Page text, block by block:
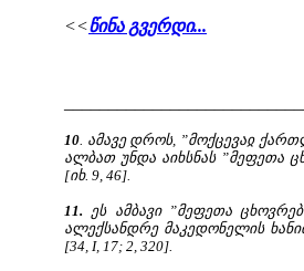
<<წინა გვერდი...
10 . ამავე დროს, ”მოქცევაჲ
ალბათ უნდა აიხსნას ”მეფეთა
[იხ. 9, 46].
11. ეს ამბავი ”მეფეთა
ალექსანდრე მაკედონელის
[34, I, 17; 2, 320].